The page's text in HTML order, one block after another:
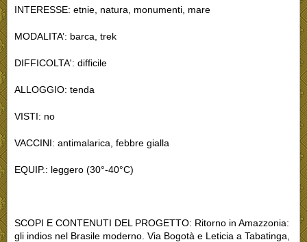
INTERESSE: etnie, natura, monumenti, mare
MODALITA’: barca, trek
DIFFICOLTA': difficile
ALLOGGIO: tenda
VISTI: no
VACCINI: antimalarica, febbre gialla
EQUIP.: leggero (30°-40°C)
SCOPI E CONTENUTI DEL PROGETTO: Ritorno in Amazzonia:
gli indios nel Brasile moderno. Via Bogotà e Leticia a Tabatinga,